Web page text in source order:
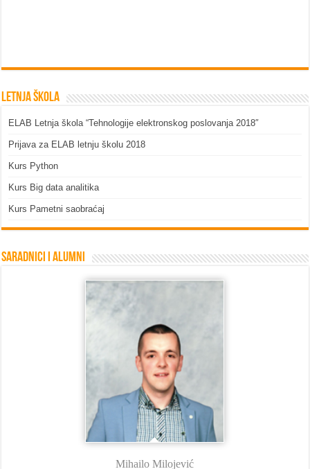
Letnja škola
ELAB Letnja škola “Tehnologije elektronskog poslovanja 2018″
Prijava za ELAB letnju školu 2018
Kurs Python
Kurs Big data analitika
Kurs Pametni saobraćaj
Saradnici i Alumni
Mihailo Milojević